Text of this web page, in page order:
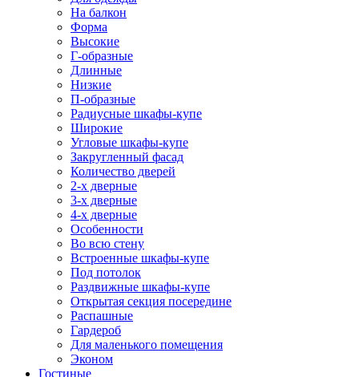
На балкон
Форма
Высокие
Г-образные
Длинные
Низкие
П-образные
Радиусные шкафы-купе
Широкие
Угловые шкафы-купе
Закругленный фасад
Количество дверей
2-х дверные
3-х дверные
4-х дверные
Особенности
Во всю стену
Встроенные шкафы-купе
Под потолок
Раздвижные шкафы-купе
Открытая секция посередине
Распашные
Гардероб
Для маленького помещения
Эконом
Гостиные